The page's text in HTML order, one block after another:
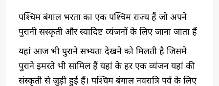
पश्चिम बंगाल भरता का एक पश्चिम राज्य हैं जो अपने
पुरानी सस्कृती और स्वादिष्ट व्यंजनों के लिए जाना जाता हैं
यहां आज भी पुराने सभ्यता देखने को मिलती है जिसमे
पुराने इमरते भी सामिल हैं यहां के हर एक व्यंजन यहां की
संस्कृती से जुड़ी हुई हैं। पश्चिम बंगाल नवरात्रि पर्व के लिए